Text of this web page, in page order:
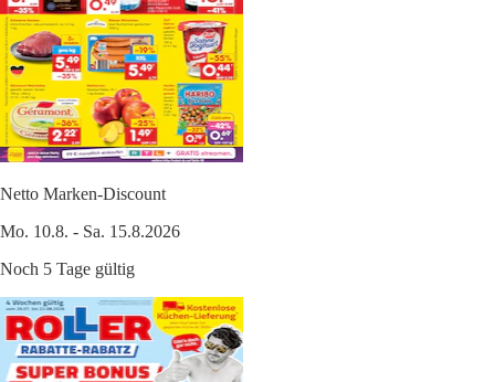
Netto Marken-Discount
Mo. 10.8. - Sa. 15.8.2026
Noch 5 Tage gültig